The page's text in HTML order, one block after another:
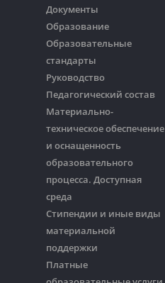
Документы
Образование
Образовательные
стандарты
Руководство
Педагогический состав
Материально-
техническое обеспечение
и оснащенность
образовательного
процесса. Доступная
среда
Стипендии и иные виды
материальной
поддержки
Платные